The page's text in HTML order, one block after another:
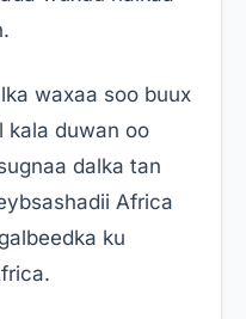
waxaa soo buux
kala duwan oo
dalka tan
Africa
ku